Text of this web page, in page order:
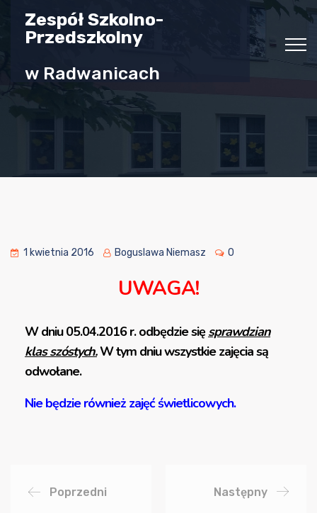
Zespół Szkolno-
Przedszkolny
w Radwanicach
1 kwietnia 2016 Boguslawa Niemasz 0
UWAGA!
W dniu 05.04.2016 r. odbędzie się sprawdzian
klas szóstych.W tym dniu wszystkie zajęcia są
odwołane.
Nie będzie również zajęć świetlicowych.
Poprzedni Następny